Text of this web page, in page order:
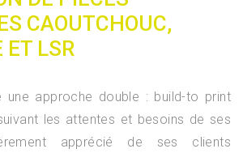
CAOUTCHOUC,
ET LSR
une approche double : build-to print
les attentes et besoins de ses
apprécié de ses clients